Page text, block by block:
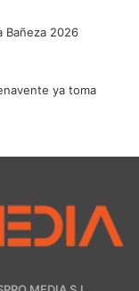
Bañeza 2026
ya toma